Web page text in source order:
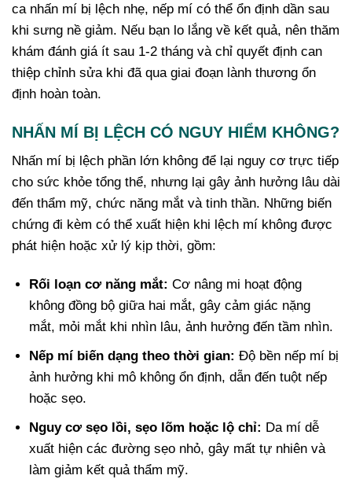
ca nhấn mí bị lệch nhẹ, nếp mí có thể ổn định dần sau
khi sưng nề giảm. Nếu bạn lo lắng về kết quả, nên thăm
khám đánh giá ít sau 1-2 tháng và chỉ quyết định can
thiệp chỉnh sửa khi đã qua giai đoạn lành thương ổn
định hoàn toàn.
NHẤN MÍ BỊ LỆCH CÓ NGUY HIỂM KHÔNG?
Nhấn mí bị lệch phần lớn không để lại nguy cơ trực tiếp
cho sức khỏe tổng thể, nhưng lại gây ảnh hưởng lâu dài
đến thẩm mỹ, chức năng mắt và tinh thần. Những biến
chứng đi kèm có thể xuất hiện khi lệch mí không được
phát hiện hoặc xử lý kịp thời, gồm:
Rối loạn cơ năng mắt: Cơ nâng mi hoạt động
không đồng bộ giữa hai mắt, gây cảm giác nặng
mắt, mỏi mắt khi nhìn lâu, ảnh hưởng đến tầm nhìn.
Nếp mí biến dạng theo thời gian: Độ bền nếp mí bị
ảnh hưởng khi mô không ổn định, dẫn đến tuột nếp
hoặc sẹo.
Nguy cơ sẹo lồi, sẹo lõm hoặc lộ chỉ: Da mí dễ
xuất hiện các đường sẹo nhỏ, gây mất tự nhiên và
làm giảm kết quả thẩm mỹ.